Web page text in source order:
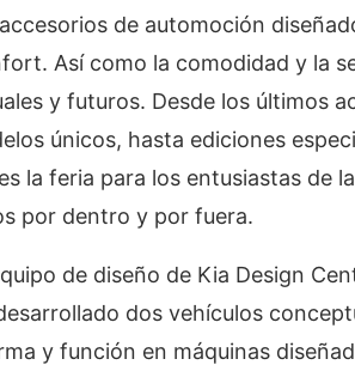
de automoción
Así como la comodidad y la
y futuros. Desde los últimos
únicos, hasta ediciones
la feria para los entusiastas de
por dentro y por fuera.
de diseño de Kia Design
dos vehículos
y función en máquinas